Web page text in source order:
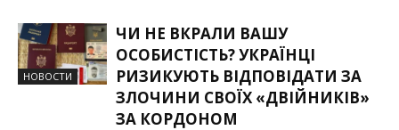
НОВОСТИ
ЧИ НЕ ВКРАЛИ ВАШУ
ОСОБИСТІСТЬ? УКРАЇНЦІ
РИЗИКУЮТЬ ВІДПОВІДАТИ ЗА
ЗЛОЧИНИ СВОЇХ «ДВІЙНИКІВ»
ЗА КОРДОНОМ